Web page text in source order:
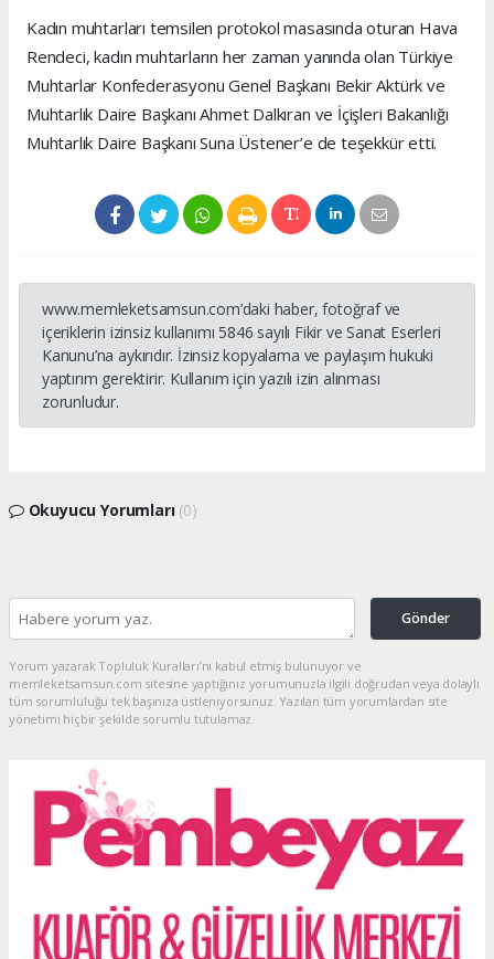
Kadın muhtarları temsilen protokol masasında oturan Hava
Rendeci, kadın muhtarların her zaman yanında olan Türkiye
Muhtarlar Konfederasyonu Genel Başkanı Bekir Aktürk ve
Muhtarlık Daire Başkanı Ahmet Dalkıran ve İçişleri Bakanlığı
Muhtarlık Daire Başkanı Suna Üstener’e de teşekkür etti.
www.memleketsamsun.com’daki haber, fotoğraf ve
içeriklerin izinsiz kullanımı 5846 sayılı Fikir ve Sanat Eserleri
Kanunu’na aykırıdır. İzinsiz kopyalama ve paylaşım hukuki
yaptırım gerektirir. Kullanım için yazılı izin alınması
zorunludur.
Okuyucu Yorumları (0)
Gönder
Yorum yazarak Topluluk Kuralları’nı kabul etmiş bulunuyor ve
memleketsamsun.com sitesine yaptığınız yorumunuzla ilgili doğrudan veya dolaylı
tüm sorumluluğu tek başınıza üstleniyorsunuz. Yazılan tüm yorumlardan site
yönetimi hiçbir şekilde sorumlu tutulamaz.